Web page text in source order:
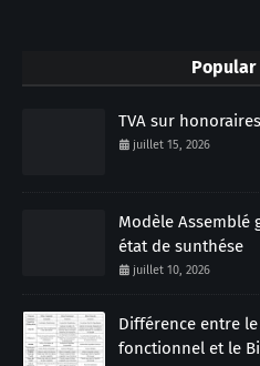
Popular
TVA sur
juillet 15, 2026
Modèle Assemblé
état de sunthése
juillet 10, 2026
Différence entre
fonctionnel et le